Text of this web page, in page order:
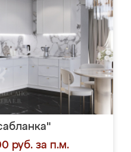
руб. за п.м.